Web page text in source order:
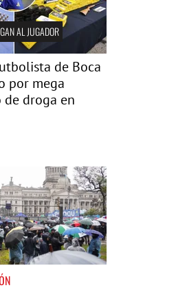
AL JUGADOR
de Boca
por mega
droga en